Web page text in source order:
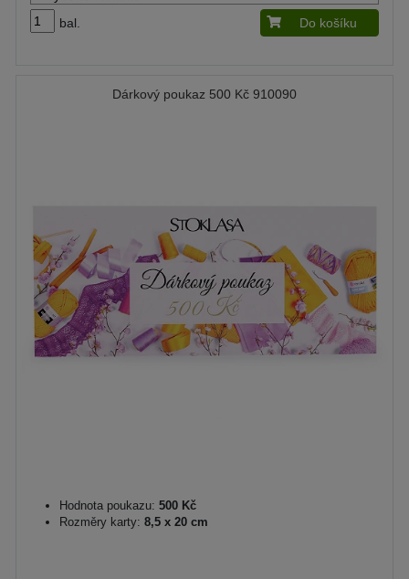
bal. Do košíku
Dárkový poukaz 500 Kč 910090
Hodnota poukazu: 500 Kč
Rozměry karty: 8,5 x 20 cm